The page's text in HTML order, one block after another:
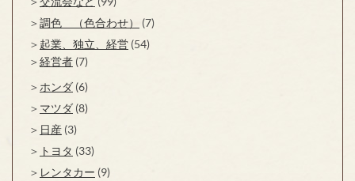
調色 （色合わせ）
(7)
起業、独立、経営 (54)
経営者 (7)
ホンダ (6)
マツダ (8)
日産 (3)
トヨタ (33)
レンタカー (9)